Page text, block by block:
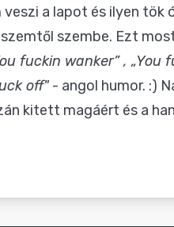
a lapot és ilyen tök
szembe. Ezt
fuckin wanker” , „You
off" - angol humor. :)
kitett magáért és a